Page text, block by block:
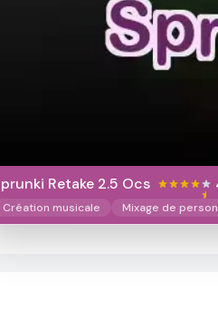
Retake 2.5 Ocs
Création musicale Mixage de